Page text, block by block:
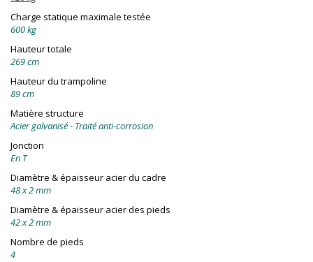
Charge statique maximale testée
600 kg
Hauteur totale
269 cm
Hauteur du trampoline
89 cm
Matière structure
Acier galvanisé - Traité anti-corrosion
Jonction
En T
Diamètre & épaisseur acier du cadre
48 x 2 mm
Diamètre & épaisseur acier des pieds
42 x 2 mm
Nombre de pieds
4